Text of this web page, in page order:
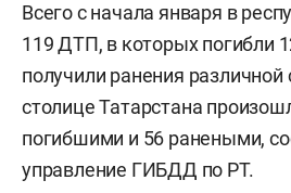
Всего с начала января в
119 ДТП, в которых погибли
получили ранения различной
столице Татарстана
погибшими и 56 ранеными,
управление ГИБДД по РТ.